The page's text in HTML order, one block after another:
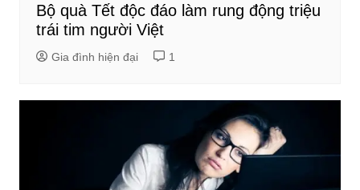
Bộ quà Tết độc đáo làm rung động triệu
trái tim người Việt
Gia đình hiện đại 1